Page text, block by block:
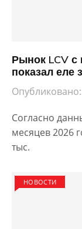
Рынок LCV с
показал еле
Опубликовано:
Согласно
месяцев 2026
тыс.
НОВОСТИ